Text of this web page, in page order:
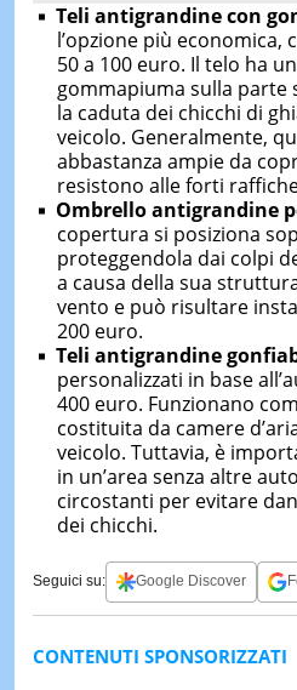
Teli antigrandine con
l’opzione più economica,
50 a 100 euro. Il telo ha
gommapiuma sulla
la caduta dei chicchi di
veicolo. Generalmente,
abbastanza ampie da
resistono alle forti
Ombrello antigrandine
copertura si posiziona
proteggendola dai colpi
a causa della sua
vento e può risultare
200 euro.
Teli antigrandine
personalizzati in base
400 euro. Funzionano
costituita da camere
veicolo. Tuttavia, è
in un’area senza altre
circostanti per evitare
dei chicchi.
Seguici su: Google Discover